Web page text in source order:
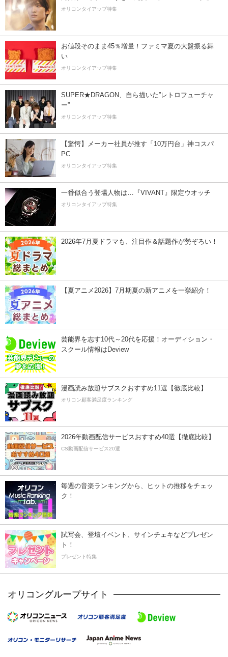
オリコンタイアップ特集
お値段そのまま45％増量！ファミマ夏の大盤振る舞
い
オリコンタイアップ特集
SUPER★DRAGON、自ら描いた”レトロフューチャ
ー”
オリコンタイアップ特集
【驚愕】メーカー社員が推す「10万円台」神コスパ
PC
オリコンタイアップ特集
一番似合う登場人物は…『VIVANT』限定ウオッチ
オリコンタイアップ特集
2026年7月夏ドラマも、注目作＆話題作が勢ぞろい！
【夏アニメ2026】7月期夏の新アニメを一挙紹介！
芸能界を志す10代～20代を応援！オーディション・
スクール情報はDeview
漫画読み放題サブスクおすすめ11選【徹底比較】
オリコン顧客満足度ランキング
2026年動画配信サービスおすすめ40選【徹底比較】
CS動画配信サービス20選
毎週の音楽ランキングから、ヒットの推移をチェッ
ク！
試写会、登壇イベント、サインチェキなどプレゼン
ト！
プレゼント特集
オリコングループサイト